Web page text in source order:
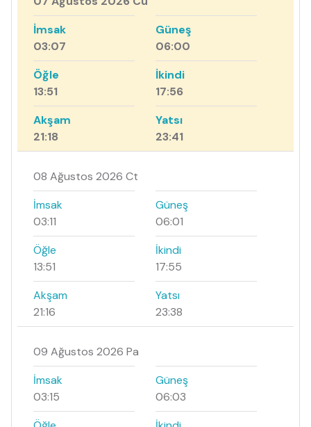
İmsak
03:07
Güneş
06:00
Öğle
13:51
İkindi
17:56
Akşam
21:18
Yatsı
23:41
08 Ağustos 2026 Ct
İmsak
03:11
Güneş
06:01
Öğle
13:51
İkindi
17:55
Akşam
21:16
Yatsı
23:38
09 Ağustos 2026 Pa
İmsak
03:15
Güneş
06:03